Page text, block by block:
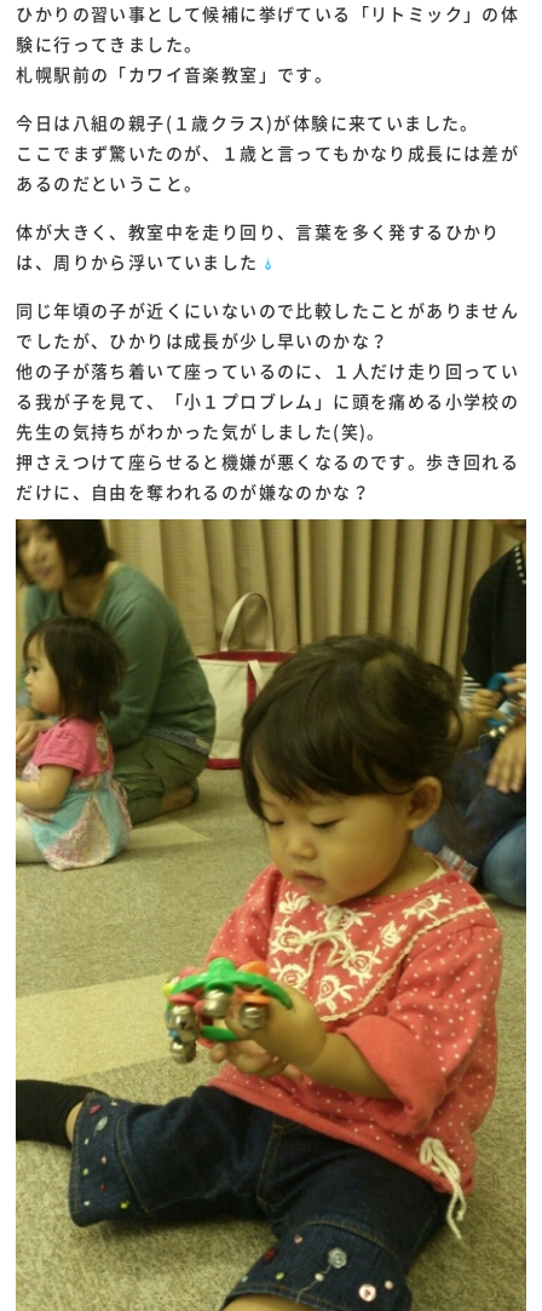
ひかりの習い事として候補に挙げている「リトミック」の体
験に行ってきました。
札幌駅前の「カワイ音楽教室」です。
今日は八組の親子(１歳クラス)が体験に来ていました。
ここでまず驚いたのが、１歳と言ってもかなり成長には差が
あるのだということ。
体が大きく、教室中を走り回り、言葉を多く発するひかり
は、周りから浮いていました
同じ年頃の子が近くにいないので比較したことがありません
でしたが、ひかりは成長が少し早いのかな？
他の子が落ち着いて座っているのに、１人だけ走り回ってい
る我が子を見て、「小１プロブレム」に頭を痛める小学校の
先生の気持ちがわかった気がしました(笑)。
押さえつけて座らせると機嫌が悪くなるのです。歩き回れる
だけに、自由を奪われるのが嫌なのかな？